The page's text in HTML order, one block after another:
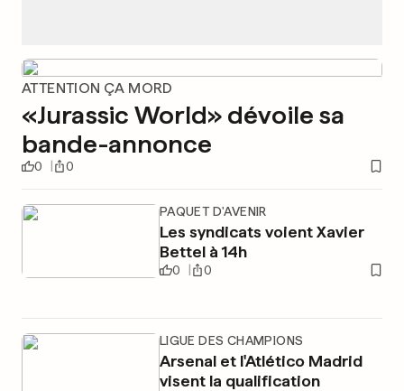
ATTENTION ÇA MORD
«Jurassic World» dévoile sa
bande-annonce
0 0
PAQUET D'AVENIR
Les syndicats voient Xavier
Bettel à 14h
0 0
LIGUE DES CHAMPIONS
Arsenal et l'Atlético Madrid
visent la qualification